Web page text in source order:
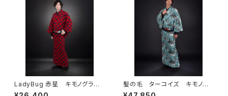
LadyBug 赤星 キモノグラー
ス×ローブジャポニカコラボ浴
髪の毛 ターコイズ キモノグ
ラース×ローブジャポニカコラボ